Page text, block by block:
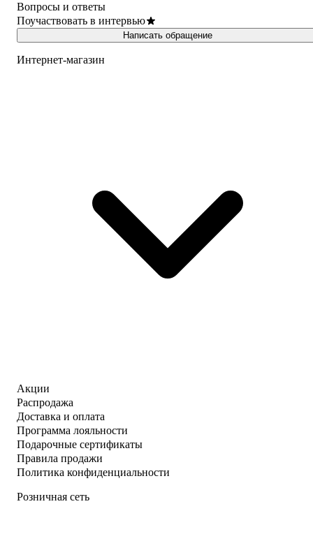
Вопросы и ответы
Поучаствовать в интервью
Написать обращение
Интернет-магазин
Акции
Распродажа
Доставка и оплата
Программа лояльности
Подарочные сертификаты
Правила продажи
Политика конфиденциальности
Розничная сеть